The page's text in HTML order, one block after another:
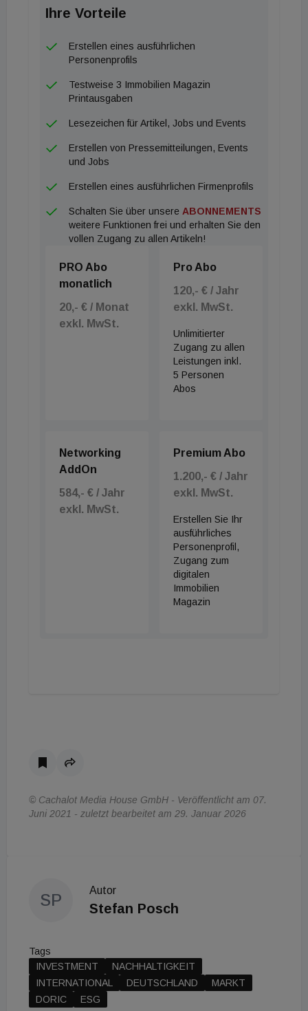
Ihre Vorteile
Erstellen eines ausführlichen
Personenprofils
Testweise 3 Immobilien Magazin
Printausgaben
Lesezeichen für Artikel, Jobs und Events
Erstellen von Pressemitteilungen, Events
und Jobs
Erstellen eines ausführlichen Firmenprofils
Schalten Sie über unsere ABONNEMENTS
weitere Funktionen frei und erhalten Sie den
vollen Zugang zu allen Artikeln!
PRO Abo
monatlich
20,- € / Monat
exkl. MwSt.
Pro Abo
120,- € / Jahr
exkl. MwSt.
Unlimitierter
Zugang zu allen
Leistungen inkl.
5 Personen
Abos
Networking
AddOn
584,- € / Jahr
exkl. MwSt.
Premium Abo
1.200,- € / Jahr
exkl. MwSt.
Erstellen Sie Ihr
ausführliches
Personenprofil,
Zugang zum
digitalen
Immobilien
Magazin
© Cachalot Media House GmbH - Veröffentlicht am 07.
Juni 2021 - zuletzt bearbeitet am 29. Januar 2026
SP
Autor
Stefan Posch
Tags
INVESTMENT
NACHHALTIGKEIT
INTERNATIONAL
DEUTSCHLAND
MARKT
DORIC
ESG